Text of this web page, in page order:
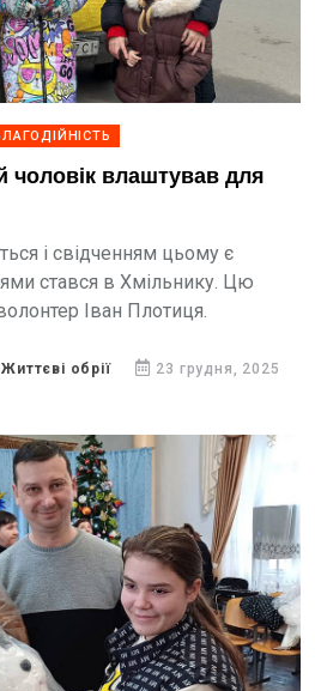
чоловік влаштував для
і свідченням цьому є
стався в Хмільнику. Цю
Іван Плотиця.
обрії 23 грудня, 2025